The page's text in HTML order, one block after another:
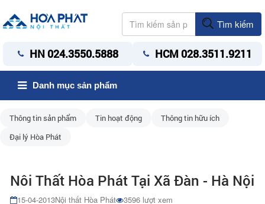
Tìm kiếm
HN 024.3550.5888 HCM 028.3511.9211
Danh mục sản phẩm
Thông tin sản phẩm Tin hoạt động
Thông tin hữu ích
Đại lý Hòa Phát
Nôi Thất Hòa Phát Tại Xã Đàn - Hà Nội
15-04-2013Nội thất Hòa Phát 3596 lượt xem